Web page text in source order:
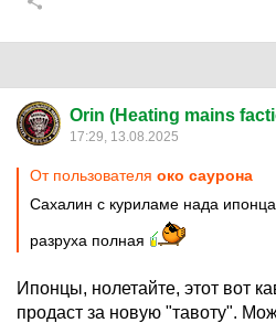
Orin (Heating mains
17:29, 13.08.2025
От пользователя око саурона
Сахалин с куриламе нада
разруха полная
Ипонцы, нолетайте, этот вот
продаст за новую "тавоту".